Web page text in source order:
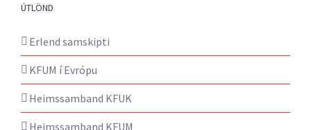
ÚTLÖND
Erlend samskipti
KFUM í Evrópu
Heimssamband KFUK
Heimssamband KFUM